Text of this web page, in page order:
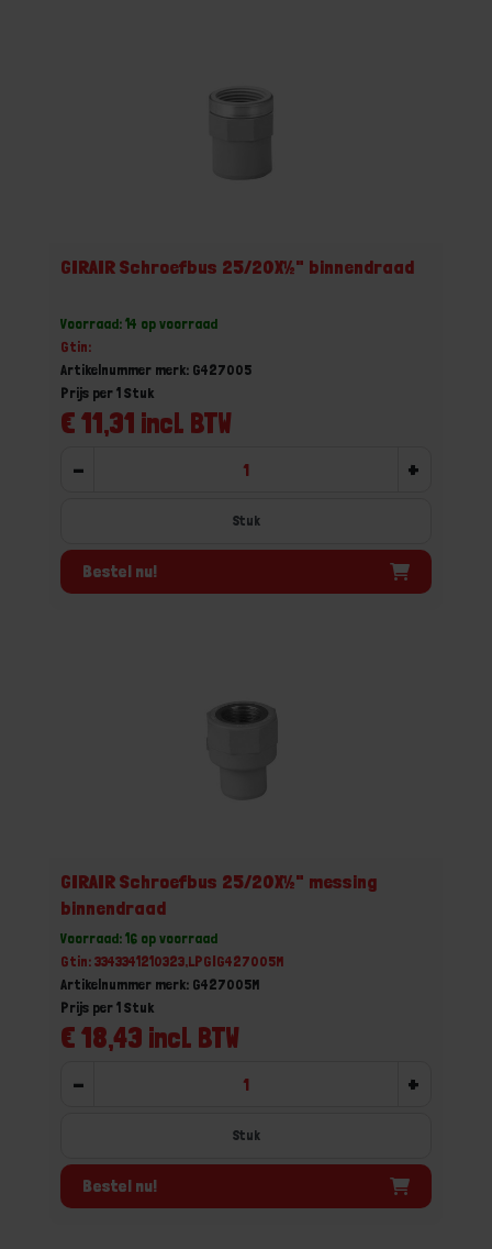
GIRAIR Schroefbus 25/20X½" binnendraad
Voorraad: 14 op voorraad
Gtin:
Artikelnummer merk: G427005
€ 11,31 incl. BTW
Prijs per 1 Stuk
- +
Stuk
Bestel nu!
GIRAIR Schroefbus 25/20X½" messing
binnendraad
Voorraad: 16 op voorraad
Gtin: 3343341210323,LPGIG427005M
Artikelnummer merk: G427005M
€ 18,43 incl. BTW
Prijs per 1 Stuk
- +
Stuk
Bestel nu!